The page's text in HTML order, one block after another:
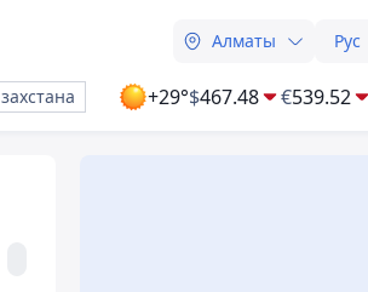
Алматы Рус
+29°$467.48 €539.52